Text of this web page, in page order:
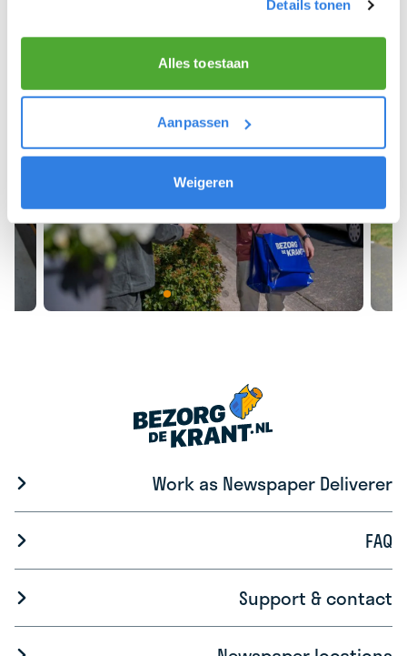
Details tonen
Alles toestaan
Aanpassen
Weigeren
Work as Newspaper Deliverer
FAQ
Support & contact